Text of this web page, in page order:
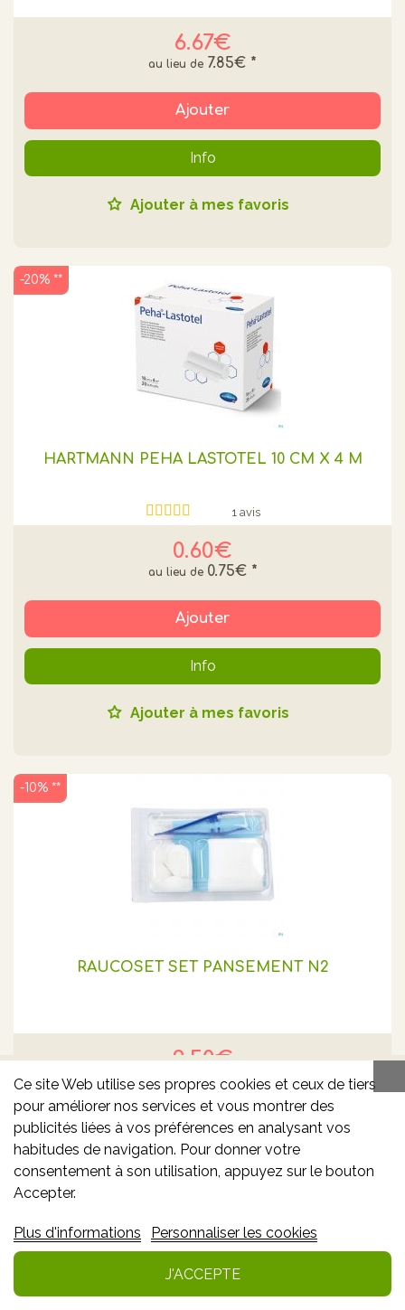
6.67€
7.85€ *
Ajouter
Info
Ajouter à mes favoris
HARTMANN PEHA LASTOTEL 10 CM X 4 M
1 avis
0.60€
0.75€ *
-20% **
Ajouter
Info
Ajouter à mes favoris
RAUCOSET SET PANSEMENT N2
2.50€
2.77€*
-10% **
Ajouter
Info
-15% **
Ce site Web utilise ses propres cookies et ceux de tiers
pour améliorer nos services et vous montrer des
publicités liées à vos préférences en analysant vos
habitudes de navigation. Pour donner votre
consentement à son utilisation, appuyez sur le bouton
Accepter.
Plus d'informations Personnaliser les cookies
J'ACCEPTE